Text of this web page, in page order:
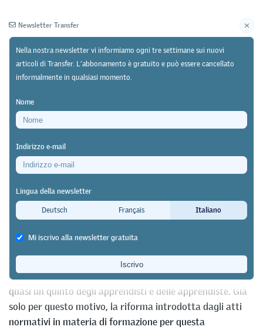
Newsletter Archivio
02/12/24
Prime esperienze dall’implementazione pratica
Impiegate/i di commercio 2023 – Il
nuovo esame scolastico finale
Eva Höpfer,Reto Wegmüller&Andrea Rosser
L’apprendistato commerciale è la formazione
professionale di base più scelta in Svizzera, svolta da
quasi un quinto degli apprendisti e delle apprendiste. Già
solo per questo motivo, la riforma introdotta dagli atti
normativi in materia di formazione per questa
Newsletter Transfer
Nella nostra newsletter vi informiamo ogni tre settimane sui nuovi
articoli di Transfer. L'abbonamento è gratuito e può essere cancellato
informalmente in qualsiasi momento.
Nome
Indirizzo e-mail
Lingua della newsletter
Deutsch
Français Italiano
Mi iscrivo alla newsletter gratuita